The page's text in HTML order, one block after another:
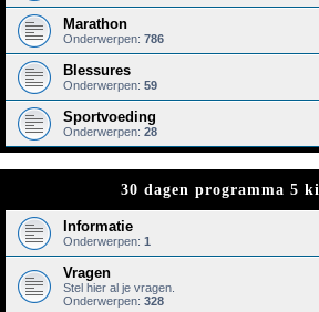
Marathon
Onderwerpen: 786
Blessures
Onderwerpen: 59
Sportvoeding
Onderwerpen: 28
30 dagen programma 5
Informatie
Onderwerpen: 1
Vragen
Stel hier al je vragen.
Onderwerpen: 328